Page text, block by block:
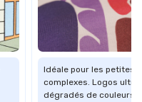
Idéale pour les petites
complexes. Logos
dégradés de couleurs.